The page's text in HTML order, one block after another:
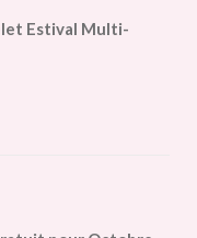
Estival Multi-